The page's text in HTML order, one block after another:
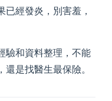
已經發炎，別害羞，
驗和資料整理，不能
是找醫生最保險。